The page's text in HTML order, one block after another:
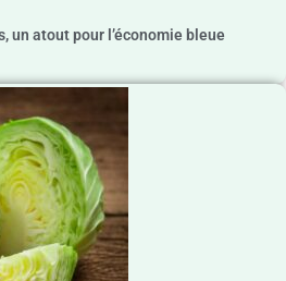
un atout pour l’économie bleue